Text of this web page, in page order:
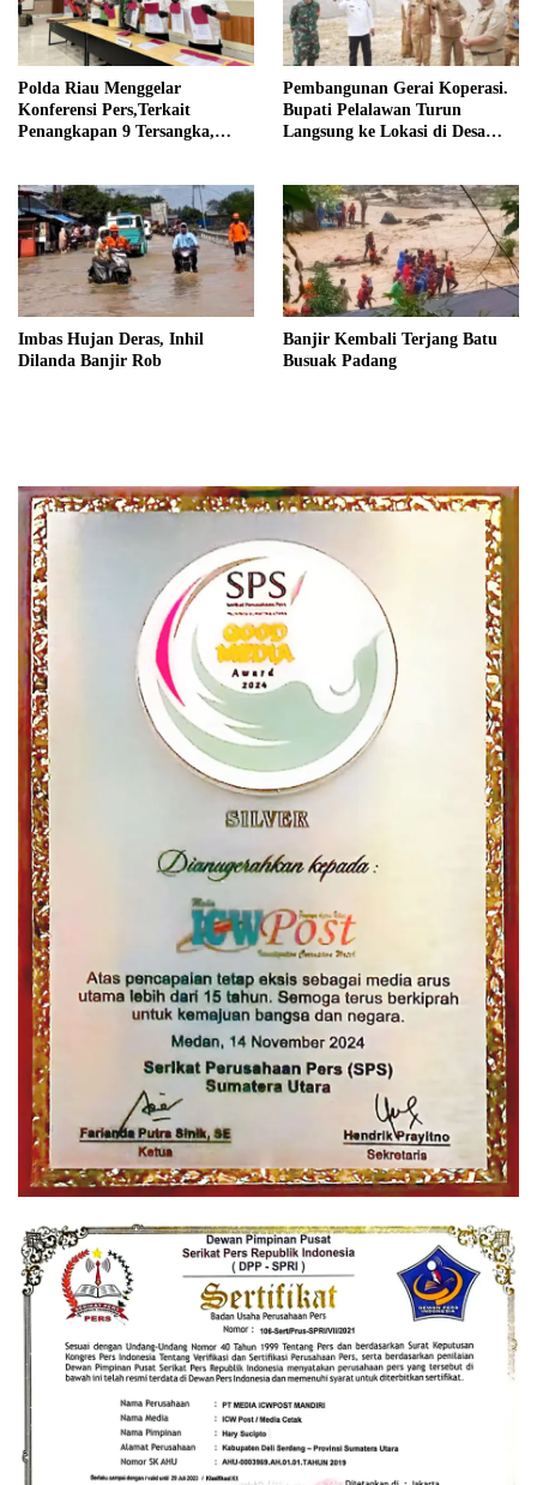
Polda Riau Menggelar
Konferensi Pers,Terkait
Penangkapan 9 Tersangka,
Pembangunan Gerai Koperasi.
Bupati Pelalawan Turun
Langsung ke Lokasi di Desa
Imbas Hujan Deras, Inhil
Dilanda Banjir Rob
Banjir Kembali Terjang Batu
Busuak Padang